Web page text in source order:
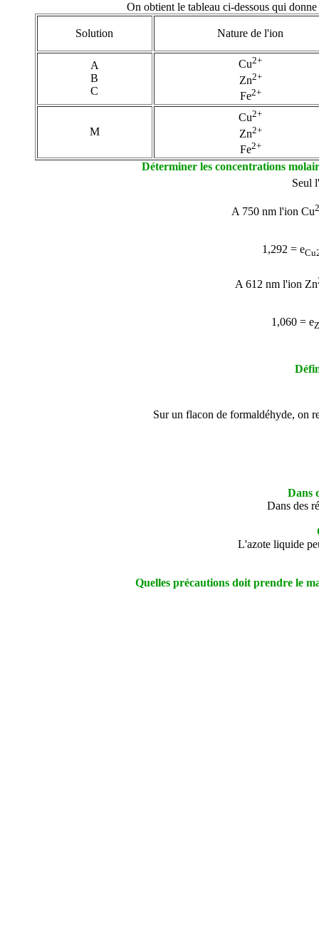
On obtient le tableau ci-dessous qui
Solution Nature de l'ion
A
B
C
Cu2+
Zn2+
Fe2+
M
Cu2+
Zn2+
Fe2+
Déterminer les concentrations
Seul
A 750 nm l'ion Cu
1,292 = e
A 612 nm l'ion Zn
1,060 = e
Sur un flacon de formaldéhyde, on
Dans
Dans des
L'azote liquide
Quelles précautions doit prendre le